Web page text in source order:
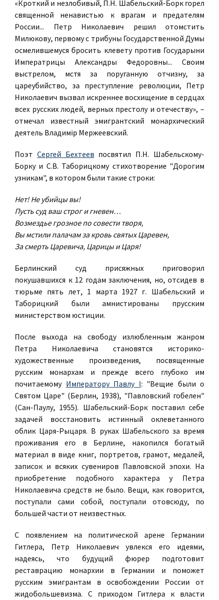
«Кроткий и незлобивый, П.Н. Шабельский-Борк горел
священной ненавистью к врагам и предателям
России... Петр Николаевич решил отомстить
Милюкову, первому с трибуны Государственной Думы
осмелившемуся бросить клевету против Государыни
Императрицы Александры Федоровны... Своим
выстрелом, мстя за поруганную отчизну, за
цареубийство, за преступление революции, Петр
Николаевич вызвал искреннее восхищение в сердцах
всех русских людей, верных престолу и отечеству», –
отмечал известный эмигрантский монархический
деятель Владимір Мержеевский.
Поэт Сергей Бехтеев посвятил П.Н. Шабельскому-
Борку и С.В. Таборицкому стихотворение "Дорогим
узникам", в котором были такие строки:
Нет! Не убийцы вы!
Пусть суд ваш строг и гневен…
Возмездье грозное по совести творя,
Вы мстили палачам за кровь святых Царевен,
За смерть Царевича, Царицы и Царя!
Берлинский суд присяжных приговорил
покушавшихся к 12 годам заключения, но, отсидев в
тюрьме пять лет, 1 марта 1927 г. Шабельский и
Таборицкий были амнистированы прусским
министерством юстиции.
После выхода на свободу излюбленным жанром
Петра Николаевича становятся историко-
художественные произведения, посвященные
русским монархам и прежде всего глубоко им
почитаемому Императору Павлу I: "Вещие были о
Святом Царе" (Берлин, 1938), "Павловский гобелен"
(Сан-Паулу, 1955). Шабельский-Борк поставил себе
задачей восстановить истинный оклеветанного
облик Царя-Рыцаря. В руках Шабельского за время
проживания его в Берлине, накопился богатый
материал в виде книг, портретов, грамот, медалей,
записок и всяких сувениров Павловской эпохи. На
приобретение подобного характера у Петра
Николаевича средств не было. Вещи, как говорится,
поступали сами собой, поступали отовсюду, по
большей части от неизвестных.
С появлением на политической арене Германии
Гитлера, Петр Николаевич увлекся его идеями,
надеясь, что будущий фюрер подготовит
реставрацию монархии в Германии и поможет
русским эмигрантам в освобождении России от
жидобольшевизма. С приходом Гитлера к власти